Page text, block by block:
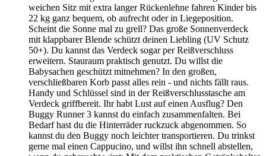
weichen Sitz mit extra langer Rückenlehne fahren Kinder bis
22 kg ganz bequem, ob aufrecht oder in Liegeposition.
Scheint die Sonne mal zu grell? Das große Sonnenverdeck
mit klappbarer Blende schützt deinen Liebling (UV Schutz
50+). Du kannst das Verdeck sogar per Reißverschluss
erweitern. Stauraum praktisch genutzt. Du willst die
Babysachen geschützt mitnehmen? In den großen,
verschließbaren Korb passt alles rein - und nichts fällt raus.
Handy und Schlüssel sind in der Reißverschlusstasche am
Verdeck griffbereit. Ihr habt Lust auf einen Ausflug? Den
Buggy Runner 3 kannst du einfach zusammenfalten. Bei
Bedarf hast du die Hinterräder ruckzuck abgenommen. So
kannst du den Buggy noch leichter transportieren. Du trinkst
gerne mal einen Cappucino, und willst ihn schnell abstellen,